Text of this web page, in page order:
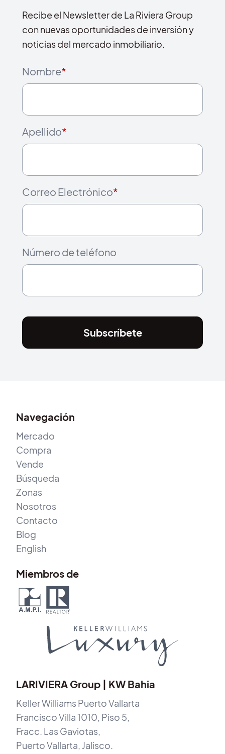
Recibe el Newsletter de La Riviera Group
con nuevas oportunidades de inversión y
noticias del mercado inmobiliario.
Nombre*
Apellido*
Correo Electrónico*
Número de teléfono
Subscríbete
Navegación
Mercado
Compra
Vende
Búsqueda
Zonas
Nosotros
Contacto
Blog
English
Miembros de
LARIVIERA Group | KW Bahia
Keller Williams Puerto Vallarta
Francisco Villa 1010, Piso 5,
Fracc. Las Gaviotas,
Puerto Vallarta, Jalisco.